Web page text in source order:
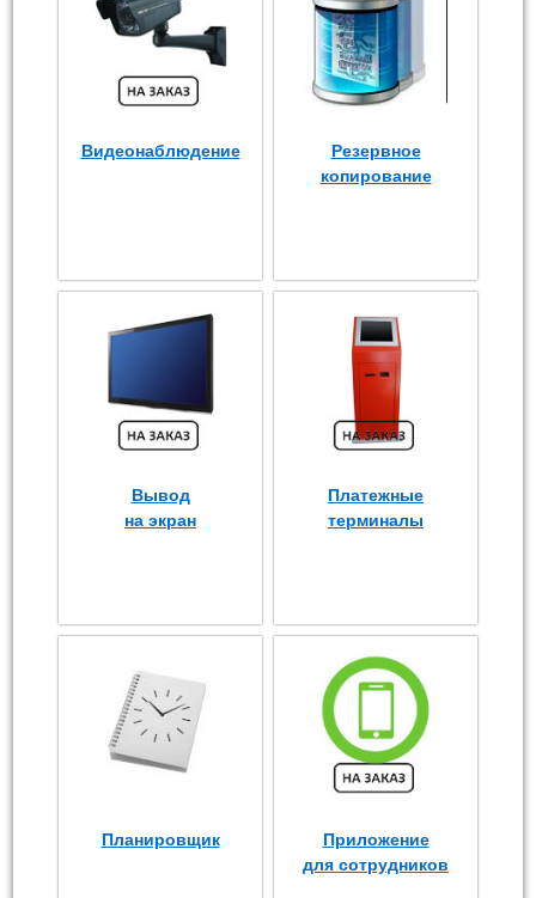
Видеонаблюдение
Резервное
копирование
Вывод
на экран
Платежные
терминалы
Планировщик
Приложение
для сотрудников